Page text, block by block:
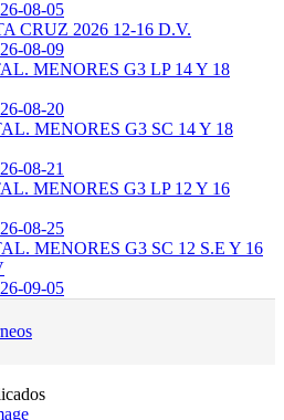
08-05
CRUZ 2026 12-16 D.V.
08-09
MENORES G3 LP 14 Y 18
08-20
MENORES G3 SC 14 Y 18
08-21
MENORES G3 LP 12 Y 16
08-25
MENORES G3 SC 12 S.E Y 16
09-05